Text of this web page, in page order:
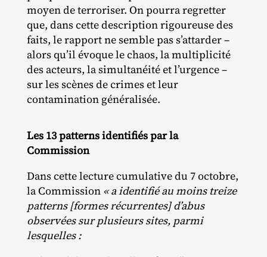
moyen de terroriser. On pourra regretter
que, dans cette description rigoureuse des
faits, le rapport ne semble pas s’attarder –
alors qu’il évoque le chaos, la multiplicité
des acteurs, la simultanéité et l’urgence –
sur les scènes de crimes et leur
contamination généralisée.
Les 13 patterns identifiés par la
Commission
Dans cette lecture cumulative du 7 octobre,
la Commission « a identifié au moins treize
patterns [formes récurrentes] d’abus
observées sur plusieurs sites, parmi
lesquelles :